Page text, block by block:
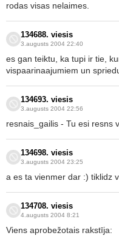
rodas visas nelaimes.
134688. viesis
3.augusts 2004 22:40
es gan teiktu, ka tupi ir tie,
vispaarinaajumiem un
134693. viesis
3.augusts 2004 22:56
resnais_gailis - Tu esi resns
134698. viesis
3.augusts 2004 23:25
a es ta vienmer dar :) tiklidz
134708. viesis
4.augusts 2004 8:21
Viens aprobežotais rakstīja: